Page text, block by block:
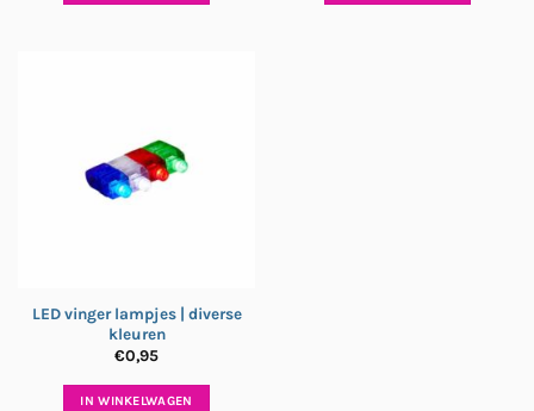
LED vinger lampjes | diverse
kleuren
€0,95
IN WINKELWAGEN